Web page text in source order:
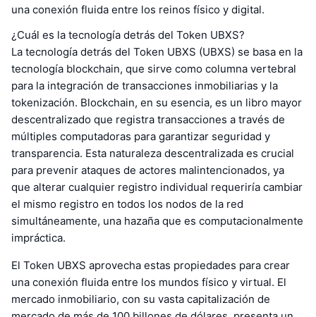
una conexión fluida entre los reinos físico y digital.
¿Cuál es la tecnología detrás del Token UBXS?
La tecnología detrás del Token UBXS (UBXS) se basa en la
tecnología blockchain, que sirve como columna vertebral
para la integración de transacciones inmobiliarias y la
tokenización. Blockchain, en su esencia, es un libro mayor
descentralizado que registra transacciones a través de
múltiples computadoras para garantizar seguridad y
transparencia. Esta naturaleza descentralizada es crucial
para prevenir ataques de actores malintencionados, ya
que alterar cualquier registro individual requeriría cambiar
el mismo registro en todos los nodos de la red
simultáneamente, una hazaña que es computacionalmente
impráctica.
El Token UBXS aprovecha estas propiedades para crear
una conexión fluida entre los mundos físico y virtual. El
mercado inmobiliario, con su vasta capitalización de